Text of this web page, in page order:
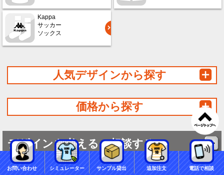
Kappa
サッカー
ソックス
人気デザインから探す
価格から探す
デザインを考える・相談する
お問い合わせ シミュレーター サンプル貸出 追加注文 電話で相談